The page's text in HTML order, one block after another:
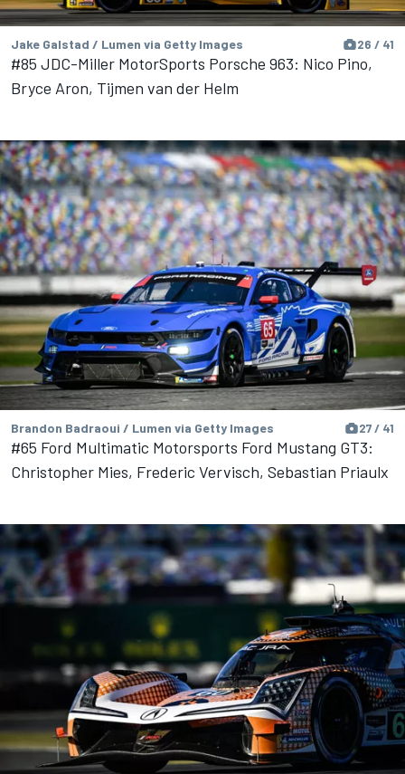
Jake Galstad / Lumen via Getty Images 26 / 41
#85 JDC-Miller MotorSports Porsche 963: Nico Pino,
Bryce Aron, Tijmen van der Helm
Brandon Badraoui / Lumen via Getty Images 27 / 41
#65 Ford Multimatic Motorsports Ford Mustang GT3:
Christopher Mies, Frederic Vervisch, Sebastian Priaulx